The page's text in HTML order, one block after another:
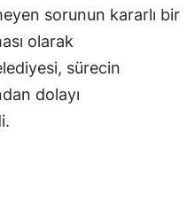
sorunun kararlı bir
olarak
sürecin
dolayı